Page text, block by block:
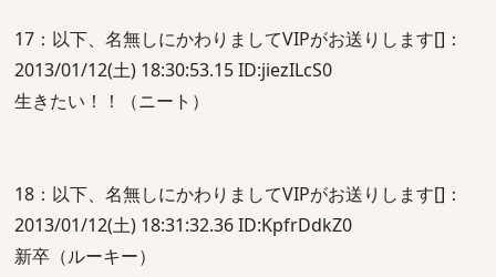
17：以下、名無しにかわりましてVIPがお送りします[]：
2013/01/12(土) 18:30:53.15 ID:jiezILcS0
生きたい！！（ニート）
18：以下、名無しにかわりましてVIPがお送りします[]：
2013/01/12(土) 18:31:32.36 ID:KpfrDdkZ0
新卒（ルーキー）